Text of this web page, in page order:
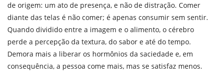
de origem: um ato de presença, e não de distração. Comer
diante das telas é não comer; é apenas consumir sem sentir.
Quando dividido entre a imagem e o alimento, o cérebro
perde a percepção da textura, do sabor e até do tempo.
Demora mais a liberar os hormônios da saciedade e, em
consequência, a pessoa come mais, mas se satisfaz menos.